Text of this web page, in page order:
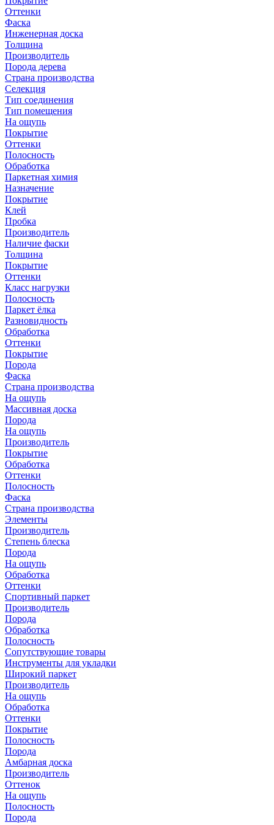
Оттенки
Фаска
Инженерная доска
Толщина
Производитель
Порода дерева
Страна производства
Селекция
Тип соединения
Тип помещения
На ощупь
Покрытие
Оттенки
Полосность
Обработка
Паркетная химия
Назначение
Покрытие
Клей
Пробка
Производитель
Наличие фаски
Толщина
Покрытие
Оттенки
Класс нагрузки
Полосность
Паркет ёлка
Разновидность
Обработка
Оттенки
Покрытие
Порода
Фаска
Страна производства
На ощупь
Массивная доска
Порода
На ощупь
Производитель
Покрытие
Обработка
Оттенки
Полосность
Фаска
Страна производства
Элементы
Производитель
Степень блеска
Порода
На ощупь
Обработка
Оттенки
Спортивный паркет
Производитель
Порода
Обработка
Полосность
Сопутствующие товары
Инструменты для укладки
Широкий паркет
Производитель
На ощупь
Обработка
Оттенки
Покрытие
Полосность
Порода
Амбарная доска
Производитель
Оттенок
На ощупь
Полосность
Порода